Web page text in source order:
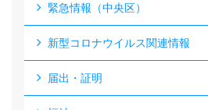
緊急情報（中央区）
新型コロナウイルス関連情報
届出・証明